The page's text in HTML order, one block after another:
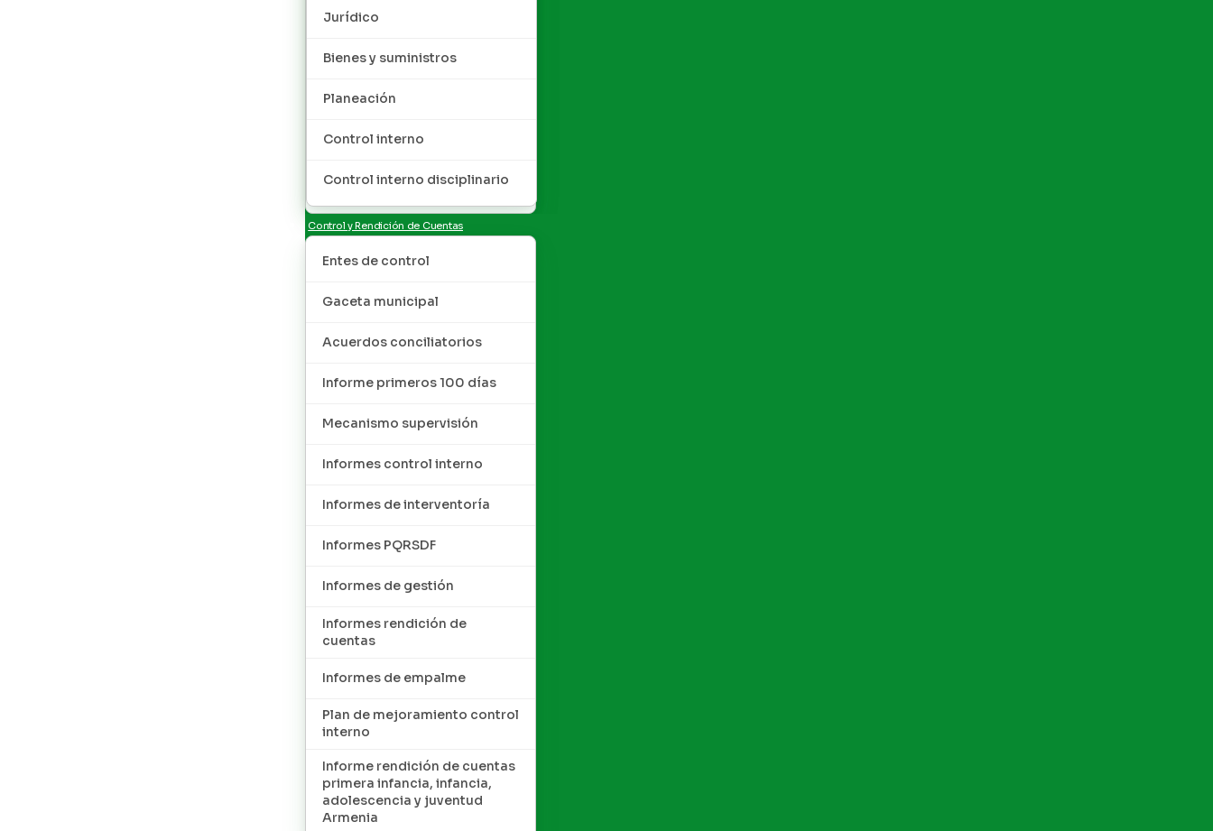
Jurídico
Bienes y suministros
Planeación
Control interno
Control interno disciplinario
Control y Rendición de Cuentas
Entes de control
Gaceta municipal
Acuerdos conciliatorios
Informe primeros 100 días
Mecanismo supervisión
Informes control interno
Informes de interventoría
Informes PQRSDF
Informes de gestión
Informes rendición de
cuentas
Informes de empalme
Plan de mejoramiento control
interno
Informe rendición de cuentas
primera infancia, infancia,
adolescencia y juventud
Armenia